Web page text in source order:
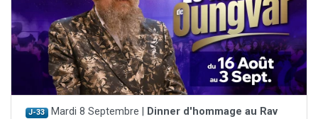
J-33 Mardi 8 Septembre | Dinner d'hommage au Rav